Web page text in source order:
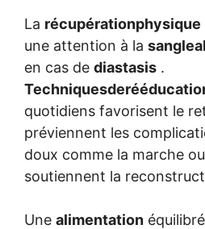
La récupérationphysique
une attention à la
en cas de diastasis .
quotidiens favorisent le
préviennent les
doux comme la marche
soutiennent la
Une alimentation